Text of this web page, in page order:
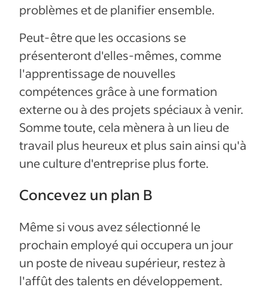
problèmes et de planifier ensemble.
Peut-être que les occasions se
présenteront d'elles-mêmes, comme
l'apprentissage de nouvelles
compétences grâce à une formation
externe ou à des projets spéciaux à venir.
Somme toute, cela mènera à un lieu de
travail plus heureux et plus sain ainsi qu'à
une culture d'entreprise plus forte.
Concevez un plan B
Même si vous avez sélectionné le
prochain employé qui occupera un jour
un poste de niveau supérieur, restez à
l'affût des talents en développement.